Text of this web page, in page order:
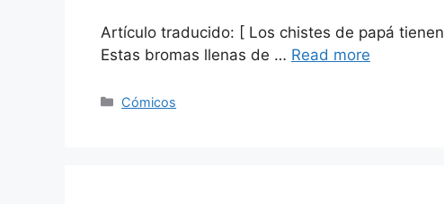
Artículo traducido: [ Los chistes de papá
Estas bromas llenas de … Read more
Categories
Cómicos